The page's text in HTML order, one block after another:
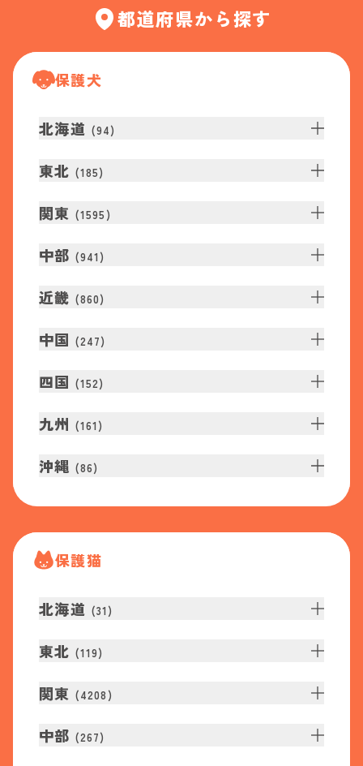
都道府県から探す
保護犬
北海道 (94)
東北 (185)
関東 (1595 )
中部 (941 )
近畿 (860)
中国 (247)
四国 (152)
九州 (161 )
沖縄 (86)
保護猫
北海道 (31 )
東北 (119)
関東 (4208 )
中部 (267)